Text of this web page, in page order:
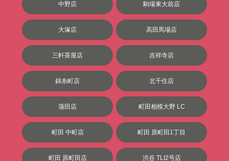
中野店 駒場東大前店
大塚店 高田馬場店
三軒茶屋店 吉祥寺店
錦糸町店 北千住店
蒲田店 町田相模大野 LC
町田 中町店 町田 原町田1丁目
町田 原町田店 渋谷 TLI2号店